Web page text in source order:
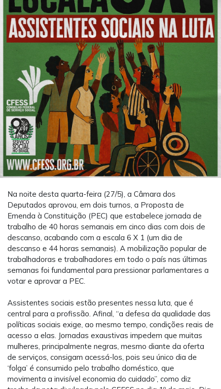
Na noite desta quarta-feira (27/5), a Câmara dos
Deputados aprovou, em dois turnos, a Proposta de
Emenda à Constituição (PEC) que estabelece jornada de
trabalho de 40 horas semanais em cinco dias com dois de
descanso, acabando com a escala 6 X 1 (um dia de
descanso e 44 horas semanais). A mobilização popular de
trabalhadoras e trabalhadores em todo o país nas últimas
semanas foi fundamental para pressionar parlamentares a
votar e aprovar a PEC.
Assistentes sociais estão presentes nessa luta, que é
central para a profissão. Afinal, “a defesa da qualidade das
políticas sociais exige, ao mesmo tempo, condições reais de
acesso a elas. Jornadas exaustivas impedem que muitas
mulheres, principalmente negras, mesmo diante da oferta
de serviços, consigam acessá-los, pois seu único dia de
‘folga’ é consumido pelo trabalho doméstico, que
movimenta a invisível economia do cuidado”, como diz